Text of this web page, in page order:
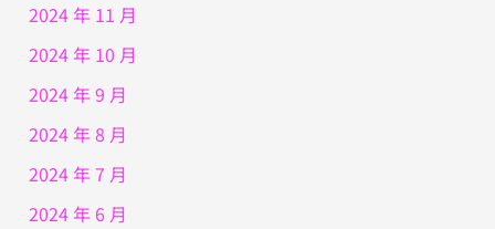
2024 年 11 月
2024 年 10 月
2024 年 9 月
2024 年 8 月
2024 年 7 月
2024 年 6 月